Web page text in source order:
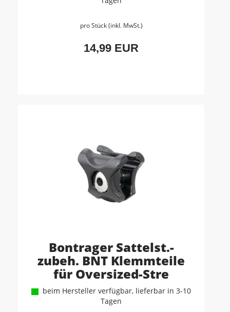
pro Stück (inkl. MwSt.)
14,99 EUR
Bontrager Sattelst.-
zubeh. BNT Klemmteile
für Oversized-Stre
beim Hersteller verfügbar, lieferbar in 3-10
Tagen